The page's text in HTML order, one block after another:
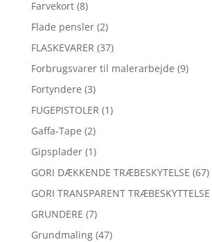
Farvekort (8)
Flade pensler (2)
FLASKEVARER (37)
Forbrugsvarer til malerarbejde (9)
Fortyndere (3)
FUGEPISTOLER (1)
Gaffa-Tape (2)
Gipsplader (1)
GORI DÆKKENDE TRÆBESKYTELSE (67)
GORI TRANSPARENT TRÆBESKYTTELSE
GRUNDERE (7)
Grundmaling (47)